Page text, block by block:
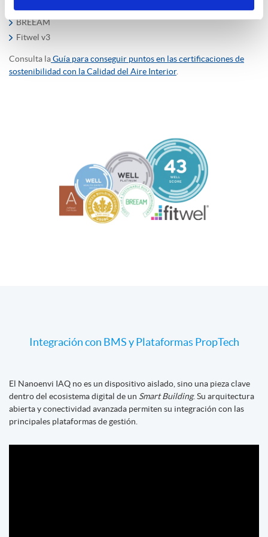
BREEAM
Fitwel v3
Consulta laGuía para conseguir puntos en las certificaciones de
sostenibilidad con la Calidad del Aire Interior.
Integración con BMS y Plataformas PropTech
El Nanoenvi IAQ no es un dispositivo aislado, sino una pieza clave
dentro del ecosistema digital de un Smart Building. Su arquitectura
abierta y conectividad avanzada permiten su integración con las
principales plataformas de gestión.